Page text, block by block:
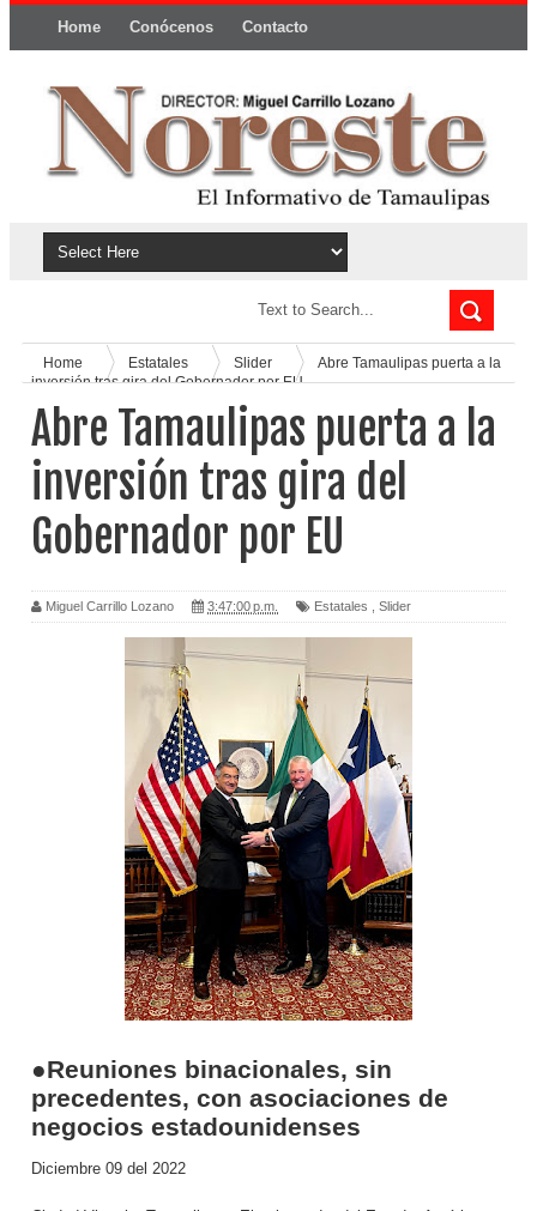
Home Conócenos Contacto
Home Estatales Slider
Abre Tamaulipas puerta a la
inversión tras gira del Gobernador por EU
Abre Tamaulipas puerta a la
inversión tras gira del
Gobernador por EU
Miguel Carrillo Lozano 3:47:00 p.m. Estatales Slider
●Reuniones binacionales, sin
precedentes, con asociaciones de
negocios estadounidenses
Diciembre 09 del 2022